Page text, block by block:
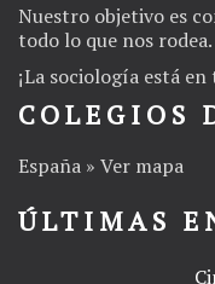
Nuestro objetivo es
todo lo que nos rodea.
¡La sociología está en
COLEGIOS
España » Ver mapa
ÚLTIMAS